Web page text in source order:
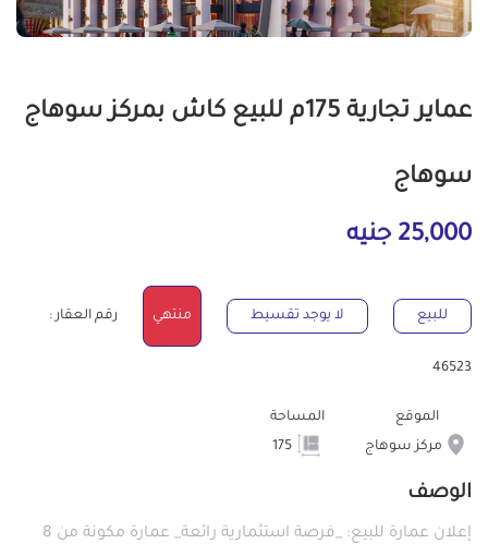
عماير تجارية 175م للبيع كاش بمركز سوهاج
سوهاج
25,000 جنيه
للبيع لا يوجد تقسيط منتهي رقم العقار :
46523
الموقع
مركز سوهاج
المساحة
الوصف
إعلان عمارة للبيع: _فرصة استثمارية رائعة_ عمارة مكونة من 8